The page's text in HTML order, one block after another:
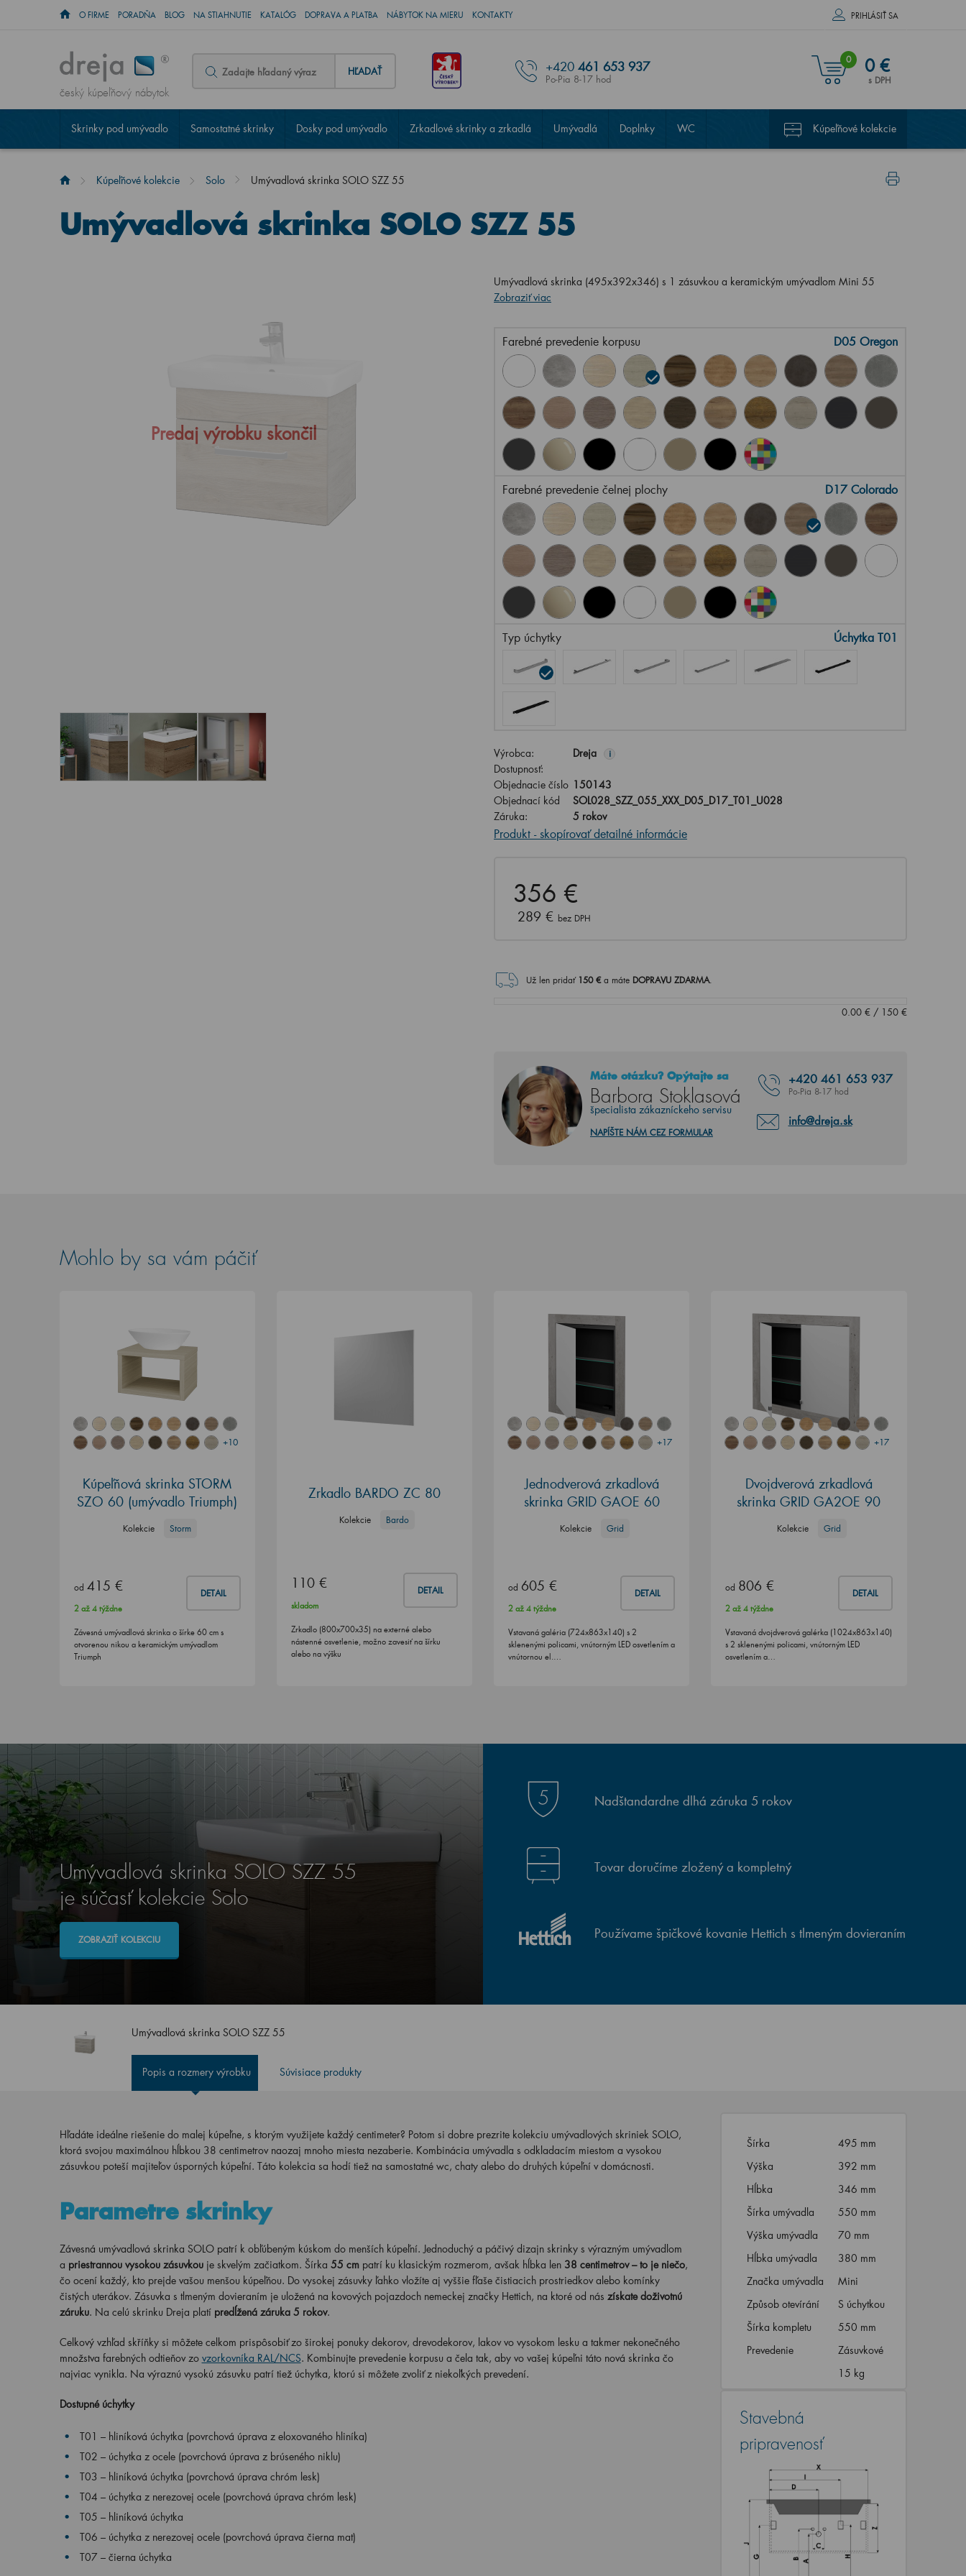
O FIRME PORADŇA BLOG NA STIAHNUTIE KATALÓG DOPRAVA A PLATBA NÁBYTOK NA MIERU KONTAKTY PRIHLÁSIŤ SA
český kúpeľňový nábytok
HĽADAŤ +420 461 653 937
Po-Pia 8-17 hod
0 0 €
s DPH
Skrinky pod umývadlo Samostatné skrinky Dosky pod umývadlo Zrkadlové skrinky a zrkadlá Umývadlá Doplnky WC Kúpeľňové kolekcie
Kúpeľňové kolekcie Solo Umývadlová skrinka SOLO SZZ 55
Umývadlová skrinka SOLO SZZ 55
Predaj výrobku skončil
Umývadlová skrinka (495x392x346) s 1 zásuvkou a keramickým umývadlom Mini 55
Zobraziť viac
Farebné prevedenie korpusu D05 Oregon
Farebné prevedenie čelnej plochy D17 Colorado
Typ úchytky Úchytka T01
Výrobca: Dreja i
Dostupnosť:
Objednacie číslo 150143
Objednací kód
SOL028_SZZ_055_XXX_D05_D17_T01_U028
Záruka:
5 rokov
Produkt - skopírovať detailné informácie
356 €
289 € bez DPH
Už len pridať 150€ a máte DOPRAVU ZDARMA.
0.00€/ 150€
Máte otázku? Opýtajte sa
Barbora Stoklasová
špecialista zákazníckeho servisu
+420 461 653 937
Po-Pia 8-17 hod
info@dreja.sk
NAPÍŠTE NÁM CEZ FORMULAR
Mohlo by sa vám páčiť
+10
Kúpeľňová skrinka STORM
SZO 60 (umývadlo Triumph)
Kolekcie Storm
od 415 € DETAIL
2 až 4 týždne
Závesná umývadlová skrinka o šírke 60 cm s
otvorenou nikou a keramickým umývadlom
Triumph
Zrkadlo BARDO ZC 80
Kolekcie Bardo
110 € DETAIL
skladom
Zrkadlo (800x700x35) na externé alebo
nástenné osvetlenie, možno zavesiť na šírku
alebo na výšku
+17
Jednodverová zrkadlová
skrinka GRID GAOE 60
Kolekcie Grid
od 605 € DETAIL
2 až 4 týždne
Vstavaná galéria (724x863x140) s 2
sklenenými policami, vnútorným LED osvetlením a
vnútornou el.…
+17
Dvojdverová zrkadlová
skrinka GRID GA2OE 90
Kolekcie Grid
od 806 € DETAIL
2 až 4 týždne
Vstavaná dvojdverová galérka (1024x863x140)
s 2 sklenenými policami, vnútorným LED
osvetlením a…
Umývadlová skrinka SOLO SZZ 55
je súčasť kolekcie Solo
ZOBRAZIŤ KOLEKCIU
Nadštandardne dlhá záruka 5 rokov
Tovar doručíme zložený a kompletný
Používame špičkové kovanie Hettich s tlmeným dovieraním
Umývadlová skrinka SOLO SZZ 55
Popis a rozmery výrobku Súvisiace produkty
Hľadáte ideálne riešenie do malej kúpeľne, s ktorým využijete každý centimeter? Potom si dobre prezrite kolekciu umývadlových skriniek SOLO,
ktorá svojou maximálnou hĺbkou 38 centimetrov naozaj mnoho miesta nezaberie. Kombinácia umývadla s odkladacím miestom a vysokou
zásuvkou poteší majiteľov úsporných kúpeľní. Táto kolekcia sa hodí tiež na samostatné wc, chaty alebo do druhých kúpeľní v domácnosti.
Parametre skrinky
Závesná umývadlová skrinka SOLO patrí k obľúbeným kúskom do menších kúpeľní. Jednoduchý a páčivý dizajn skrinky s výrazným umývadlom
a priestrannou vysokou zásuvkou je skvelým začiatkom. Šírka 55 cm patrí ku klasickým rozmerom, avšak hĺbka len 38 centimetrov – to je niečo,
čo ocení každý, kto prejde vašou menšou kúpeľňou. Do vysokej zásuvky ľahko vložíte aj vyššie fľaše čistiacich prostriedkov alebo komínky
čistých uterákov. Zásuvka s tlmeným dovieraním je uložená na kovových pojazdoch nemeckej značky Hettich, na ktoré od nás získate doživotnú
záruku. Na celú skrinku Dreja platí predĺžená záruka 5 rokov.
Celkový vzhľad skříňky si môžete celkom prispôsobiť zo širokej ponuky dekorov, drevodekorov, lakov vo vysokom lesku a takmer nekonečného
množstva farebných odtieňov zo vzorkovníka RAL/NCS. Kombinujte prevedenie korpusu a čela tak, aby vo vašej kúpeľni táto nová skrinka čo
najviac vynikla. Na výraznú vysokú zásuvku patrí tiež úchytka, ktorú si môžete zvoliť z niekoľkých prevedení.
Dostupné úchytky
T01 – hliníková úchytka (povrchová úprava z eloxovaného hliníka)
T02 – úchytka z ocele (povrchová úprava z brúseného niklu)
T03 – hliníková úchytka (povrchová úprava chróm lesk)
T04 – úchytka z nerezovej ocele (povrchová úprava chróm lesk)
T05 – hliníková úchytka
T06 – úchytka z nerezovej ocele (povrchová úprava čierna mat)
T07 – čierna úchytka
Šírka
495 mm
Výška
392 mm
Hĺbka
346 mm
Šírka umývadla
550 mm
Výška umývadla
70 mm
Hĺbka umývadla
380 mm
Značka umývadla
Mini
Způsob otevírání
S úchytkou
Šírka kompletu
550 mm
Prevedenie
Zásuvkové
15 kg
Stavebná
pripravenosť